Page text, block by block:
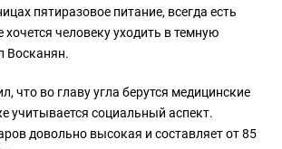
пятиразовое питание, всегда есть
хочется человеку уходить в темную
Восканян.
что во главу угла берутся медицинские
учитывается социальный аспект.
довольно высокая и составляет от 85